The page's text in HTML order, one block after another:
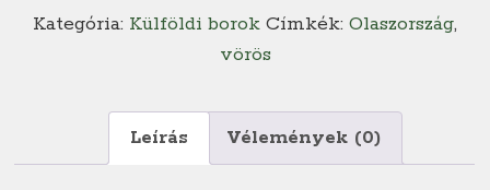
(2019)
Kategória: Külföldi borok Címkék: Olaszország,
vörös
Leírás Vélemények (0)